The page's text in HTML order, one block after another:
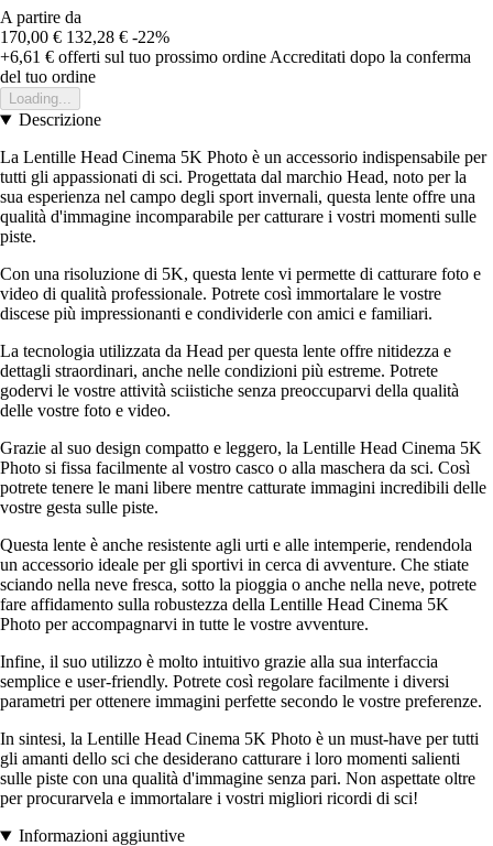
A partire da
170,00 € 132,28 € -22%
+6,61 € offerti sul tuo prossimo ordine Accreditati dopo la conferma
del tuo ordine
Loading...
Descrizione
La Lentille Head Cinema 5K Photo è un accessorio indispensabile per
tutti gli appassionati di sci. Progettata dal marchio Head, noto per la
sua esperienza nel campo degli sport invernali, questa lente offre una
qualità d'immagine incomparabile per catturare i vostri momenti sulle
piste.
Con una risoluzione di 5K, questa lente vi permette di catturare foto e
video di qualità professionale. Potrete così immortalare le vostre
discese più impressionanti e condividerle con amici e familiari.
La tecnologia utilizzata da Head per questa lente offre nitidezza e
dettagli straordinari, anche nelle condizioni più estreme. Potrete
godervi le vostre attività sciistiche senza preoccuparvi della qualità
delle vostre foto e video.
Grazie al suo design compatto e leggero, la Lentille Head Cinema 5K
Photo si fissa facilmente al vostro casco o alla maschera da sci. Così
potrete tenere le mani libere mentre catturate immagini incredibili delle
vostre gesta sulle piste.
Questa lente è anche resistente agli urti e alle intemperie, rendendola
un accessorio ideale per gli sportivi in cerca di avventure. Che stiate
sciando nella neve fresca, sotto la pioggia o anche nella neve, potrete
fare affidamento sulla robustezza della Lentille Head Cinema 5K
Photo per accompagnarvi in tutte le vostre avventure.
Infine, il suo utilizzo è molto intuitivo grazie alla sua interfaccia
semplice e user-friendly. Potrete così regolare facilmente i diversi
parametri per ottenere immagini perfette secondo le vostre preferenze.
In sintesi, la Lentille Head Cinema 5K Photo è un must-have per tutti
gli amanti dello sci che desiderano catturare i loro momenti salienti
sulle piste con una qualità d'immagine senza pari. Non aspettate oltre
per procurarvela e immortalare i vostri migliori ricordi di sci!
Informazioni aggiuntive